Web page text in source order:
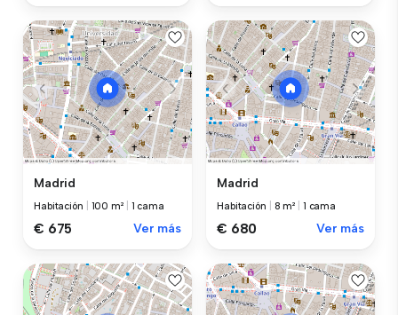
Madrid
Habitación 100 m² 1 cama
€ 675 Ver más
Madrid
Habitación 8 m² 1 cama
€ 680 Ver más